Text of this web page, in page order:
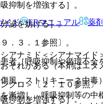
ナミド＜シアナマイド
それがある（本剤はエタ
クロ＞〔２．１０参照
漸増し、呼吸抑制等の
抑制を増強する］。
泌を妨げる］。
．３．１参照〕。
［呼吸抑制や循環不全
、ストリキニーネ中毒
抑制を増強する］。
イド ERマニュアル 薬